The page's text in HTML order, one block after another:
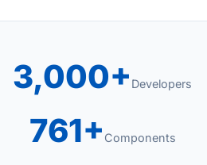
3,000+ Developers
761+ Components